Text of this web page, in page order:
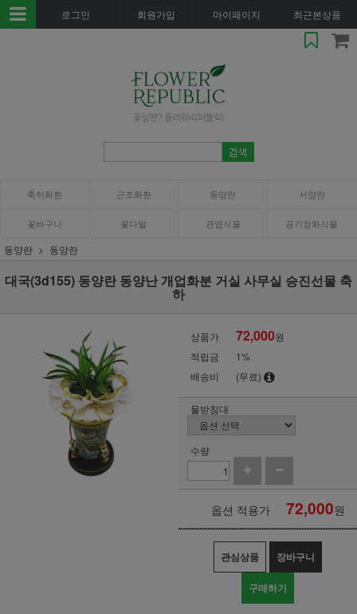
로그인 회원가입 마이페이지 최근본상품
축하화환 근조화환 동양란 서양란
꽃바구니 꽃다발 관엽식물 공기정화식물
동양란 동양란
대국(3d155) 동양란 동양난 개업화분 거실 사무실 승진선물 축
하
상품가 72,000원
적립금
1%
배송비
(무료)
물받침대
수량
옵션 적용가 72,000원
관심상품 장바구니
구매하기